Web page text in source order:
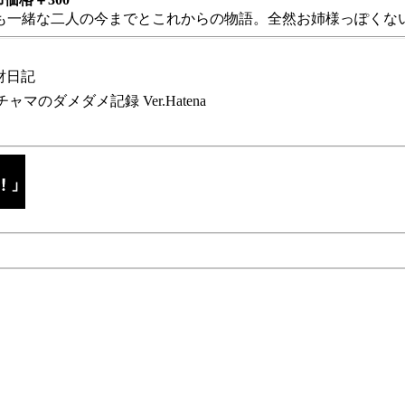
緒な二人の今までとこれからの物語。全然お姉様っぽくな
日記
ャマのダメダメ記録 Ver.Hatena